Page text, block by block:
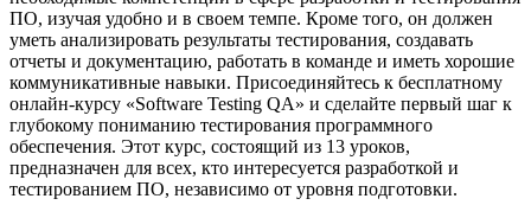
ПО, изучая удобно и в своем темпе. Кроме того, он должен
уметь анализировать результаты тестирования, создавать
отчеты и документацию, работать в команде и иметь хорошие
коммуникативные навыки. Присоединяйтесь к бесплатному
онлайн-курсу «Software Testing QA» и сделайте первый шаг к
глубокому пониманию тестирования программного
обеспечения. Этот курс, состоящий из 13 уроков,
предназначен для всех, кто интересуется разработкой и
тестированием ПО, независимо от уровня подготовки.